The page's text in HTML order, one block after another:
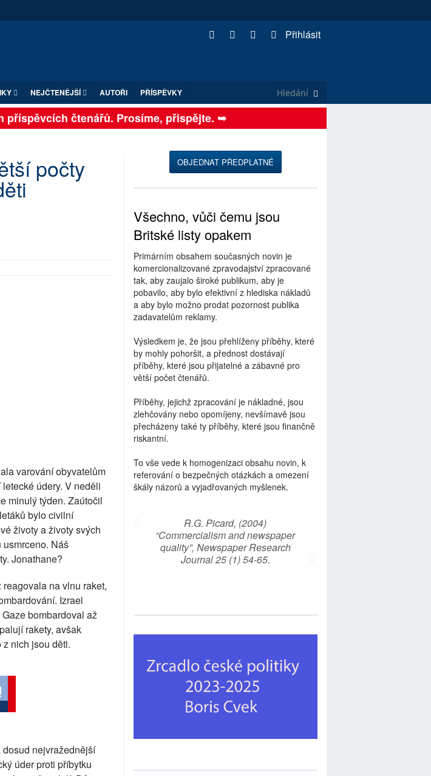
Přihlásit
NEJČTENĚJŠÍ AUTOŘI PŘÍSPĚVKY
čtenářů. Prosíme, přispějte. ➥
počty
varování obyvatelům
údery. V neděli
minulý týden. Zaútočil
bylo civilní
životy a životy svých
Náš
Jonathane?
na vlnu raket,
Izrael
bombardoval až
rakety, avšak
nich jsou děti.
nejvražednější
úder proti příbytku
OBJEDNAT PŘEDPLATNÉ
Všechno, vůči čemu jsou
Britské listy opakem
Primárním obsahem současných novin je
komercionalizované zpravodajství zpracované
tak, aby zaujalo široké publikum, aby je
pobavilo, aby bylo efektivní z hlediska nákladů
a aby bylo možno prodat pozornost publika
zadavatelům reklamy.
Výsledkem je, že jsou přehlíženy příběhy, které
by mohly pohoršit, a přednost dostávají
příběhy, které jsou přijatelné a zábavné pro
větší počet čtenářů.
Příběhy, jejichž zpracování je nákladné, jsou
zlehčovány nebo opomíjeny, nevšímavě jsou
přecházeny také ty příběhy, které jsou finančně
riskantní.
To vše vede k homogenizaci obsahu novin, k
referování o bezpečných otázkách a omezení
škály názorů a vyjadřovaných myšlenek.
R.G. Picard, (2004)
“Commercialism and newspaper
quality”, Newspaper Research
Journal 25 (1) 54-65.